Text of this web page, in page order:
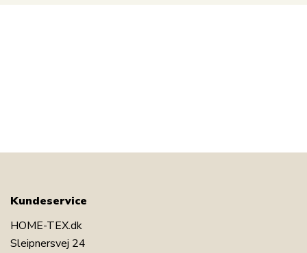
Kundeservice
HOME-TEX.dk
Sleipnersvej 24